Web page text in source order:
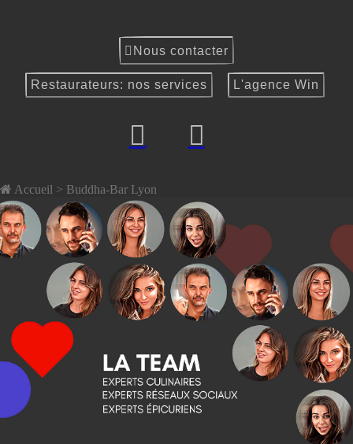
Nous contacter
Restaurateurs: nos services L'agence Win
Accueil > Buddha-Bar Lyon